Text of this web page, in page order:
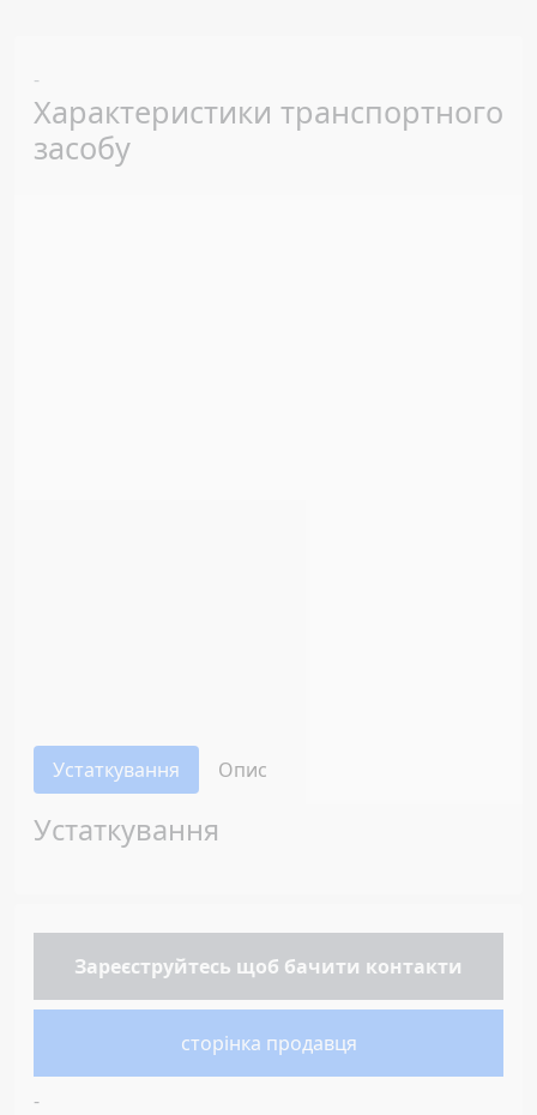
-
Характеристики транспортного
засобу
Устаткування Опис
Устаткування
Зареєструйтесь щоб бачити контакти
сторінка продавця
-